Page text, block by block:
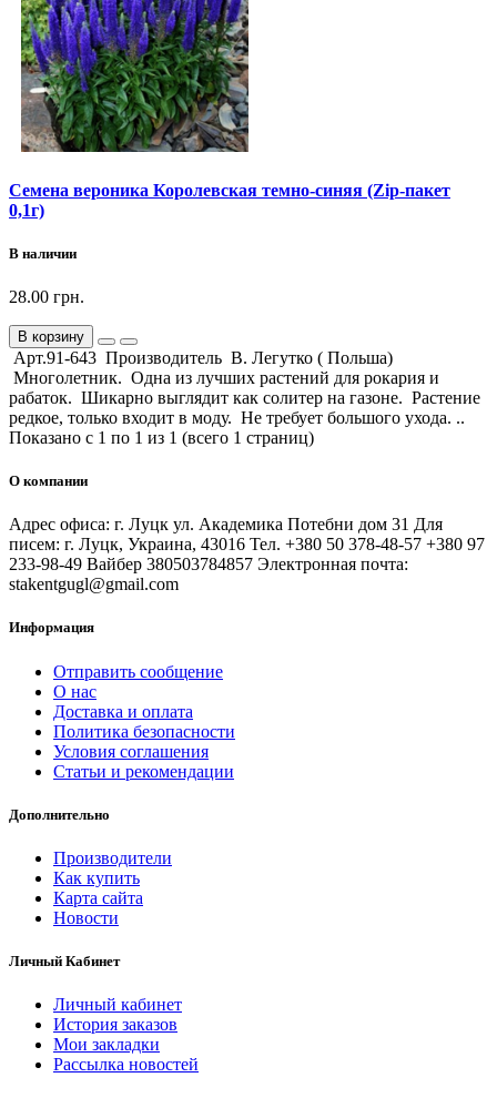
Семена вероника Королевская темно-синяя (Zip-пакет
0,1г)
В наличии
28.00 грн.
В корзину
Арт.91-643 Производитель В. Легутко ( Польша)
Многолетник. Одна из лучших растений для рокария и
рабаток. Шикарно выглядит как солитер на газоне. Растение
редкое, только входит в моду. Не требует большого ухода. ..
Показано с 1 по 1 из 1 (всего 1 страниц)
О компании
Адрес офиса: г. Луцк ул. Академика Потебни дом 31 Для
писем: г. Луцк, Украина, 43016 Тел. +380 50 378-48-57 +380 97
233-98-49 Вайбер 380503784857 Электронная почта:
stakentgugl@gmail.com
Информация
Отправить сообщение
О нас
Доставка и оплата
Политика безопасности
Условия соглашения
Статьи и рекомендации
Дополнительно
Производители
Как купить
Карта сайта
Новости
Личный Кабинет
Личный кабинет
История заказов
Мои закладки
Рассылка новостей